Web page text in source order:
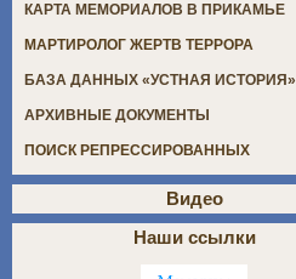
КАРТА МЕМОРИАЛОВ В ПРИКАМЬЕ
МАРТИРОЛОГ ЖЕРТВ ТЕРРОРА
БАЗА ДАННЫХ «УСТНАЯ ИСТОРИЯ»
АРХИВНЫЕ ДОКУМЕНТЫ
ПОИСК РЕПРЕССИРОВАННЫХ
Видео
Наши ссылки